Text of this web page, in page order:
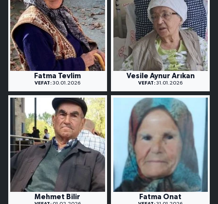
Fatma Tevlim
VEFAT: 30.01.2026
Vesile Aynur Arıkan
VEFAT: 31.01.2026
Mehmet Bilir Fatma Onat